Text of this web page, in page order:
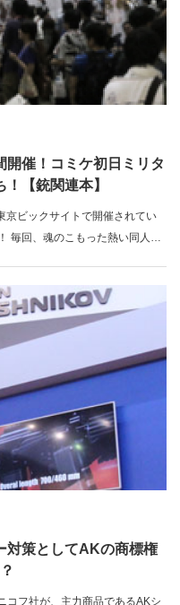
開催！コミケ初日ミリタ
【銃関連本】
京ビックサイトで開催されてい
毎回、魂のこもった熱い同人誌
対策としてAKの商標権
コフ社が、主力商品であるAKシ